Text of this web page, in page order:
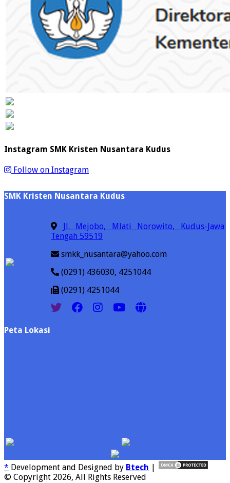
Instagram SMK Kristen Nusantara Kudus
Follow on Instagram
SMK Kristen Nusantara Kudus
Jl. Mejobo, Mlati Norowito, Kudus-Jawa
Tengah 59519
smkk_nusantara@yahoo.com
(0291) 436030, 4251044
(0291) 4251044
Peta Lokasi
* Development and Designed by Btech |
© Copyright 2026, All Rights Reserved